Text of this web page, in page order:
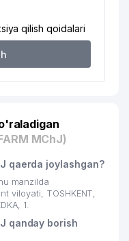
671 м
695 м
806 м
qilish qoidalari
MChJ)
qaerda joylashgan?
manzilda
viloyati, TOSHKENT,
1.
qanday borish